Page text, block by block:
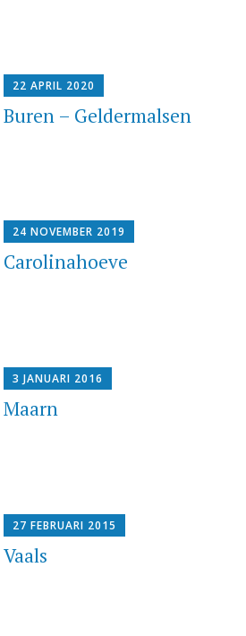
22 APRIL 2020
Buren – Geldermalsen
24 NOVEMBER 2019
Carolinahoeve
3 JANUARI 2016
Maarn
27 FEBRUARI 2015
Vaals